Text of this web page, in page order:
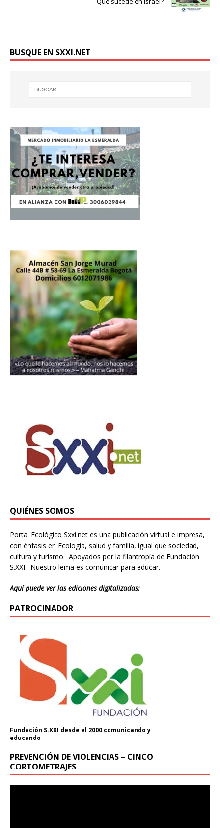
BUSQUE EN SXXI.NET
QUIÉNES SOMOS
Portal Ecológico Sxxi.net es una publicación virtual e impresa,
con énfasis en Ecología, salud y familia, igual que sociedad,
cultura y turismo. Apoyados por la filantropía de Fundación
S.XXI. Nuestro lema es comunicar para educar.
Aquí puede ver las ediciones digitalizadas:
PATROCINADOR
Fundación S.XXI desde el 2000 comunicando y
educando
PREVENCIÓN DE VIOLENCIAS – CINCO
CORTOMETRAJES
Donación
$1.00